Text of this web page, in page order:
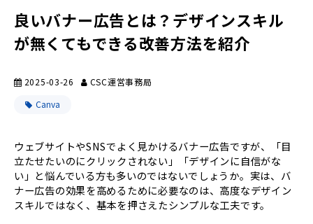
良いバナー広告とは？デザインスキル
が無くてもできる改善方法を紹介
2025-03-26
CSC運営事務局
Canva
ウェブサイトやSNSでよく見かけるバナー広告ですが、「目
立たせたいのにクリックされない」「デザインに自信がな
い」と悩んでいる方も多いのではないでしょうか。実は、バ
ナー広告の効果を高めるために必要なのは、高度なデザイン
スキルではなく、基本を押さえたシンプルな工夫です。